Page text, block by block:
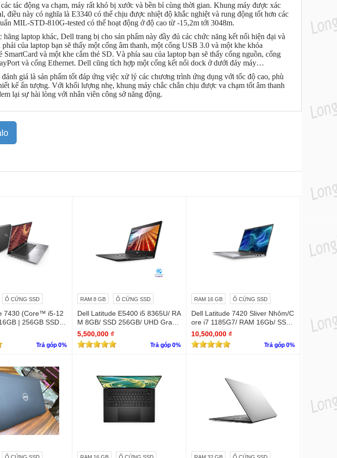
tác động va chạm, máy rất khó bị xước và bền bỉ cùng thời gian. Khung máy được xác
điều này có nghĩa là E3340 có thể chịu được nhiệt độ khắc nghiệt và rung động tốt hơn các
MIL-STD-810G-tested có thể hoạt động ở độ cao từ -15,2m tới 3048m.
hãng laptop khác, Dell trang bị cho sản phẩm này đầy đủ các chức năng kết nối hiện đại và
của laptop bạn sẽ thấy một cổng âm thanh, một cổng USB 3.0 và một khe khóa
và một khe cắm thẻ SD. Và phía sau của laptop bạn sẽ thấy cổng nguồn, cổng
và cổng Ethernet. Dell cũng tích hợp một cổng kết nối dock ở dưới đáy máy…
giá là sản phẩm tốt đáp ứng việc xử lý các chương trình ứng dụng với tốc độ cao, phù
kế ấn tượng. Với khối lượng nhẹ, khung máy chắc chắn chịu được va chạm tốt âm thanh
lại sự hài lòng với nhân viên công sở năng động.
Ổ CỨNG SSD
7430 (Core™ i5-12
| 256GB SSD |
Trả góp 0%
RAM 8 GB Ổ CỨNG SSD
Dell Latitude E5400 i5 8365U/ RA
M 8GB/ SSD 256GB/ UHD Graph
ics 620/ 14 INCH FHD
5,500,000 ₫
Trả góp 0%
RAM 16 GB Ổ CỨNG SSD
Dell Latitude 7420 Sliver Nhôm/C
ore i7 1185G7/ RAM 16Gb/ SSD
Nvme 256Gb/LCD 14' FHD 1920
x 1080/ Like new / WIN bản quyề
n
10,500,000 ₫
Trả góp 0%